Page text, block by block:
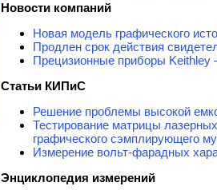
Новости компаний
Новая модель графического
Продлен срок действия
Прецизионные приборы Keithley
Статьи КИПиС
Решение проблемы высокой
Тестирование матрицы
графического сэмплирующего
Измерение вольт-фарадных
Энциклопедия измерений